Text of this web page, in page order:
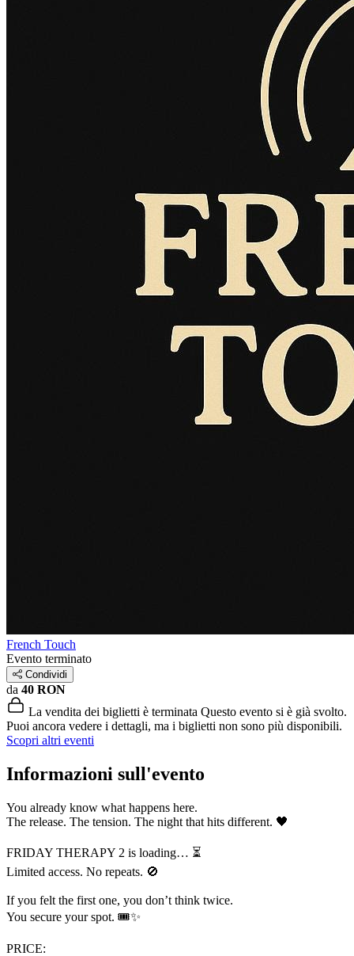
French Touch
Evento terminato
Condividi
da 40 RON
La vendita dei biglietti è terminata Questo evento si è già svolto.
Puoi ancora vedere i dettagli, ma i biglietti non sono più disponibili.
Scopri altri eventi
Informazioni sull'evento
You already know what happens here.
The release. The tension. The night that hits different. 🖤
FRIDAY THERAPY 2 is loading… ⏳
Limited access. No repeats. 🚫
If you felt the first one, you don’t think twice.
You secure your spot. 🎟️✨
PRICE: